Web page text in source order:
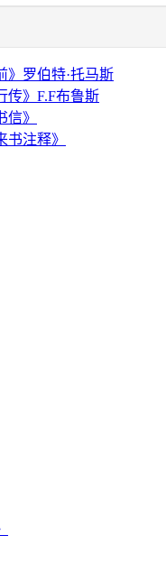
罗伯特·托马斯
》F.F布鲁斯
》
注释》